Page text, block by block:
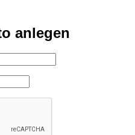
anlegen